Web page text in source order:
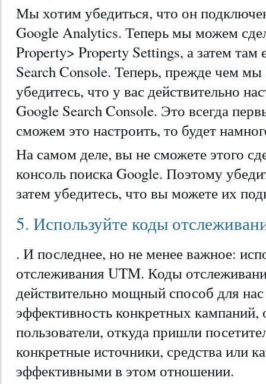
Мы хотим убедиться, что он
Google Analytics. Теперь мы можем
Property> Property Settings, а затем
Search Console. Теперь, прежде чем мы
убедитесь, что у вас действительно
Google Search Console. Это всегда
сможем это настроить, то будет
На самом деле, вы не сможете этого
консоль поиска Google. Поэтому
затем убедитесь, что вы можете их
5. Используйте коды
. И последнее, но не менее важное:
отслеживания UTM. Коды
действительно мощный способ для нас
эффективность конкретных
пользователи, откуда пришли
конкретные источники, средства или
эффективными в этом отношении.